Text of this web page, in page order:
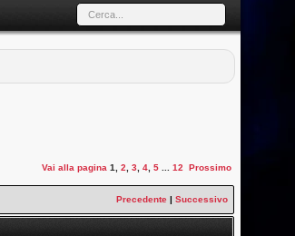
Vai alla pagina 1 ,2 ,3 ,4 ,5 ...12 Prossimo
Precedente |Successivo